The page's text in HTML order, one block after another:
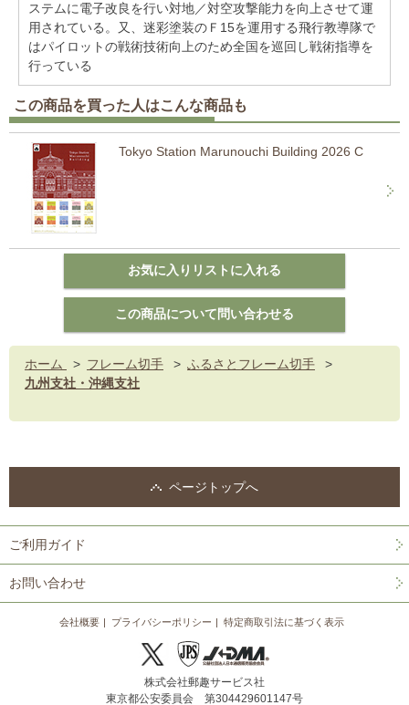
ステムに電子改良を行い対地／対空攻撃能力を向上させて運
用されている。又、迷彩塗装のＦ15を運用する飛行教導隊で
はパイロットの戦術技術向上のため全国を巡回し戦術指導を
行っている
この商品を買った人はこんな商品も
Tokyo Station Marunouchi Building 2026 C
ホーム > フレーム切手 > ふるさとフレーム切手
>
九州支社・沖縄支社
ページトップへ
ご利用ガイド
お問い合わせ
会社概要 プライバシーポリシー 特定商取引法に基づく表示
株式会社郵趣サービス社
東京都公安委員会 第304429601147号